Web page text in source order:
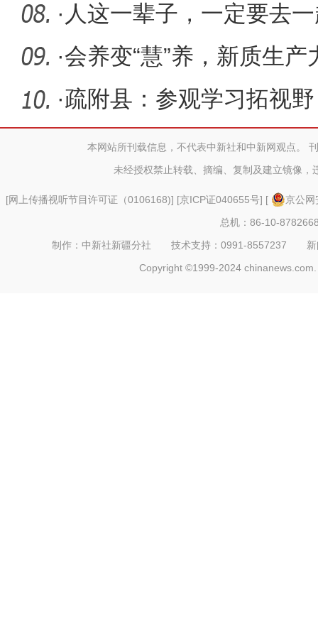
移栽工作
· 人这一辈子，一定要去
·会养变“慧”养，新质生
村振
·疏附县：参观学习拓视
本网站所刊载信息，不代表中新社和中新网观点。
未经授权禁止转载、摘编、复制及建立镜像，
[网上传播视听节目许可证（0106168)] [京ICP证040655号] [
京公
总机：86-10-
制作：中新社新疆分社 技术支持：0991-8557237
Copyright ©1999-2024